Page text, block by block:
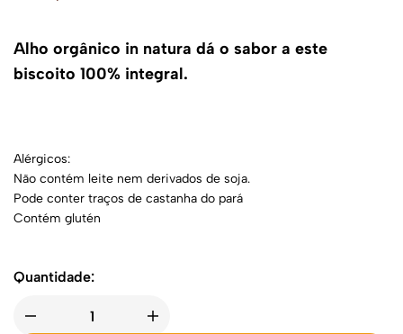
Alho orgânico in natura dá o sabor a este
biscoito 100% integral.
Alérgicos:
Não contém leite nem derivados de soja.
Pode conter traços de castanha do pará
Contém glutén
Quantidade: